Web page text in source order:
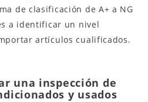
de clasificación de A+ a NG
a identificar un nivel
artículos cualificados.
una inspección de
y usados